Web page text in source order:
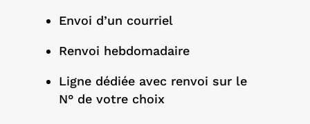
Envoi d’un courriel
Renvoi hebdomadaire
Ligne dédiée avec renvoi sur le
N° de votre choix